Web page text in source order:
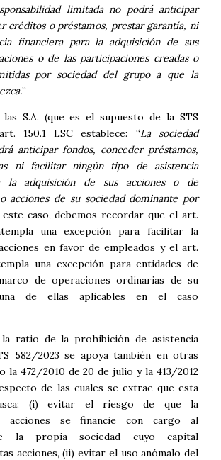
limitada no podrá anticipar
créditos o préstamos, prestar garantía, ni
financiera para la adquisición de sus
o de las participaciones creadas o
por sociedad del grupo a que la
”
S.A. (que es el supuesto de la STS
150.1 LSC establece: “La sociedad
anticipar fondos, conceder préstamos,
ni facilitar ningún tipo de asistencia
la adquisición de sus acciones o de
acciones de su sociedad dominante por
este caso, debemos recordar que el art.
una excepción para facilitar la
en favor de empleados y el art.
una excepción para entidades de
de operaciones ordinarias de su
de ellas aplicables en el caso
ratio de la prohibición de asistencia
582/2023 se apoya también en otras
la 472/2010 de 20 de julio y la 413/2012
de las cuales se extrae que esta
(i) evitar el riesgo de que la
acciones se financie con cargo al
la propia sociedad cuyo capital
acciones, (ii) evitar el uso anómalo del